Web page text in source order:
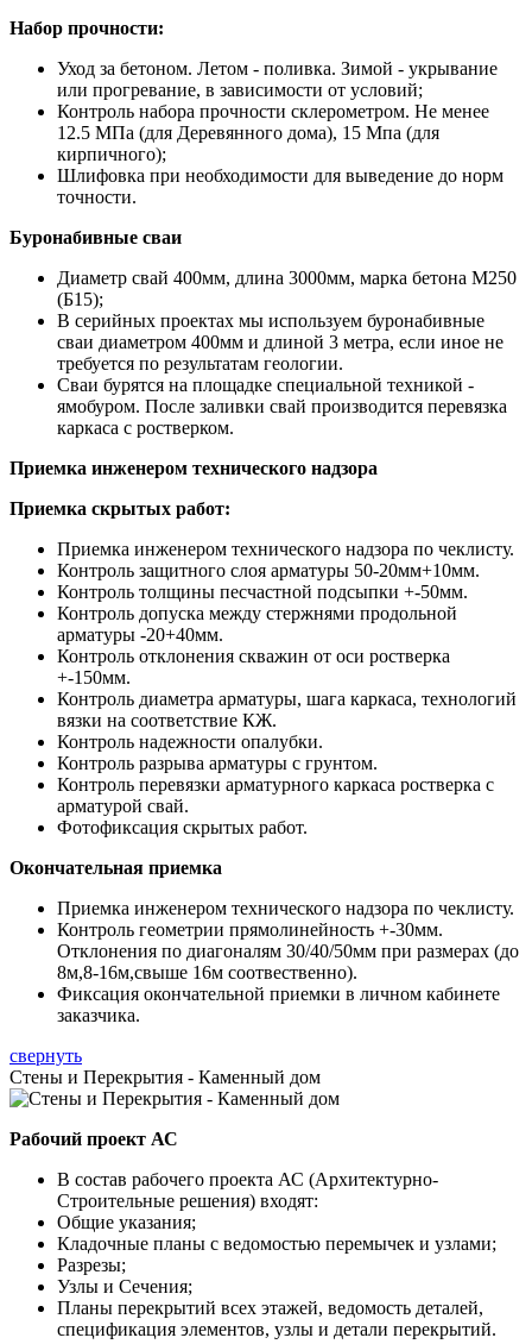
Набор прочности:
Уход за бетоном. Летом - поливка. Зимой - укрывание
или прогревание, в зависимости от условий;
Контроль набора прочности склерометром. Не менее
12.5 МПа (для Деревянного дома), 15 Мпа (для
кирпичного);
Шлифовка при необходимости для выведение до норм
точности.
Буронабивные сваи
Диаметр свай 400мм, длина 3000мм, марка бетона М250
(Б15);
В серийных проектах мы используем буронабивные
сваи диаметром 400мм и длиной 3 метра, если иное не
требуется по результатам геологии.
Сваи бурятся на площадке специальной техникой -
ямобуром. После заливки свай производится перевязка
каркаса с ростверком.
Приемка инженером технического надзора
Приемка скрытых работ:
Приемка инженером технического надзора по чеклисту.
Контроль защитного слоя арматуры 50-20мм+10мм.
Контроль толщины песчастной подсыпки +-50мм.
Контроль допуска между стержнями продольной
арматуры -20+40мм.
Контроль отклонения скважин от оси ростверка
+-150мм.
Контроль диаметра арматуры, шага каркаса, технологий
вязки на соответствие КЖ.
Контроль надежности опалубки.
Контроль разрыва арматуры с грунтом.
Контроль перевязки арматурного каркаса ростверка с
арматурой свай.
Фотофиксация скрытых работ.
Окончательная приемка
Приемка инженером технического надзора по чеклисту.
Контроль геометрии прямолинейность +-30мм.
Отклонения по диагоналям 30/40/50мм при размерах (до
8м,8-16м,свыше 16м соотвественно).
Фиксация окончательной приемки в личном кабинете
заказчика.
свернуть
Стены и Перекрытия - Каменный дом
Рабочий проект АС
В состав рабочего проекта АС (Архитектурно-
Строительные решения) входят:
Общие указания;
Кладочные планы с ведомостью перемычек и узлами;
Разрезы;
Узлы и Сечения;
Планы перекрытий всех этажей, ведомость деталей,
спецификация элементов, узлы и детали перекрытий.